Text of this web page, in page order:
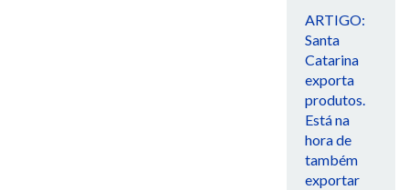
ARTIGO:
Santa
Catarina
exporta
produtos.
Está na
hora de
também
exportar